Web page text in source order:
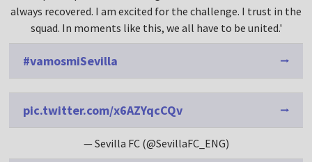
always recovered. I am excited for the challenge. I trust in the
squad. In moments like this, we all have to be united.'
#vamosmiSevilla
pic.twitter.com/x6AZYqcCQv
— Sevilla FC (@SevillaFC_ENG)